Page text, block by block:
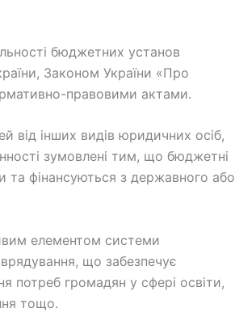
бюджетних установ
Законом України «Про
правовими актами.
від інших видів юридичних осіб,
зумовлені тим, що бюджетні
та фінансуються з державного або
елементом системи
що забезпечує
потреб громадян у сфері освіти,
тощо.